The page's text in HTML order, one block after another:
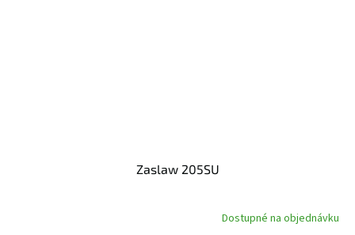
Zaslaw 205SU
Dostupné na objednávku